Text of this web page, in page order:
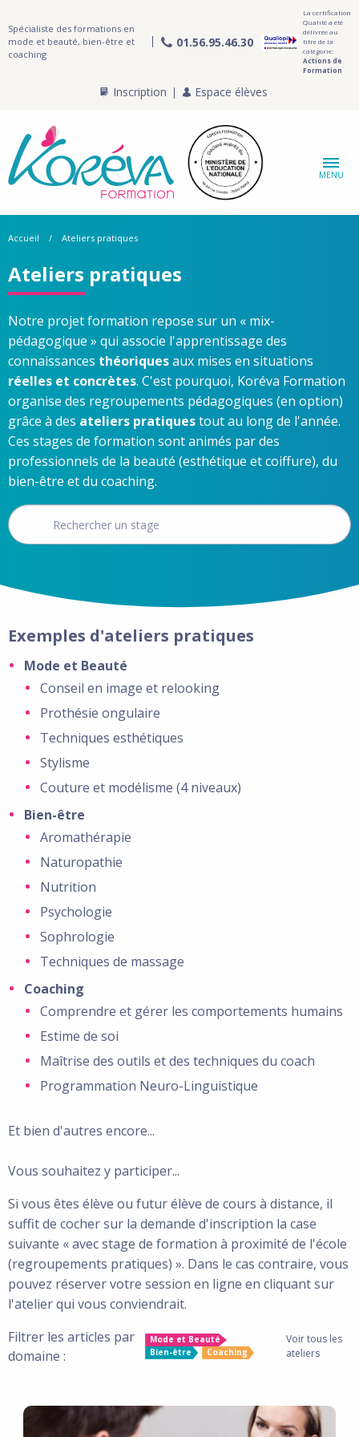
Spécialiste des formations en
mode et beauté, bien-être et
coaching
01.56.95.46.30
La certification
Qualité a été
délivrée au
titre de la
catégorie:
Actions de
Formation
Inscription Espace élèves
MENU
Accueil Ateliers pratiques
Ateliers pratiques
Notre projet formation repose sur un « mix-
pédagogique » qui associe l'apprentissage des
connaissances théoriquesaux mises en situations
réelles et concrètes. C'est pourquoi, Koréva Formation
organise des regroupements pédagogiques (en option)
grâce à des ateliers pratiquestout au long de l'année.
Ces stages de formation sont animés par des
professionnels de la beauté (esthétique et coiffure), du
bien-être et du coaching.
Exemples d'ateliers pratiques
Mode et Beauté
Conseil en image et relooking
Prothésie ongulaire
Techniques esthétiques
Stylisme
Couture et modélisme (4 niveaux)
Bien-être
Aromathérapie
Naturopathie
Nutrition
Psychologie
Sophrologie
Techniques de massage
Coaching
Comprendre et gérer les comportements humains
Estime de soi
Maîtrise des outils et des techniques du coach
Programmation Neuro-Linguistique
Et bien d'autres encore...
Vous souhaitez y participer...
Si vous êtes élève ou futur élève de cours à distance, il
suffit de cocher sur la demande d'inscription la case
suivante « avec stage de formation à proximité de l'école
(regroupements pratiques) ». Dans le cas contraire, vous
pouvez réserver votre session en ligne en cliquant sur
l'atelier qui vous conviendrait.
Filtrer les articles par
domaine :
Mode et Beauté
Bien-être
Coaching
Voir tous les
ateliers